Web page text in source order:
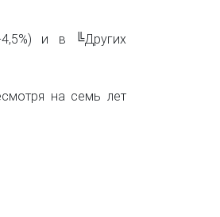
и в ╚Других
на семь лет